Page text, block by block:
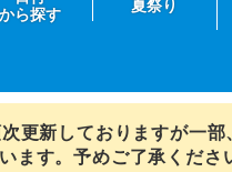
から探す
夏祭り
更新しておりますが一部
ます。予めご了承くださ